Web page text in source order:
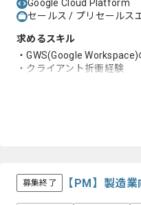
Google Cloud Platform
セールス / プリセールス
求めるスキル
・GWS(Google
・クライアント折衝経験
募集終了 【PM】製造